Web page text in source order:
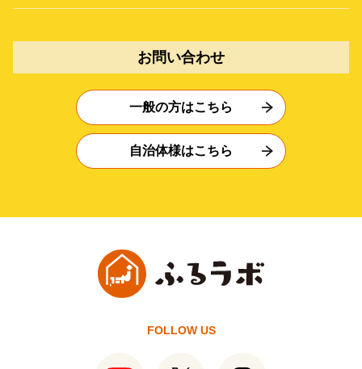
お問い合わせ
一般の方はこちら
自治体様はこちら
FOLLOW US